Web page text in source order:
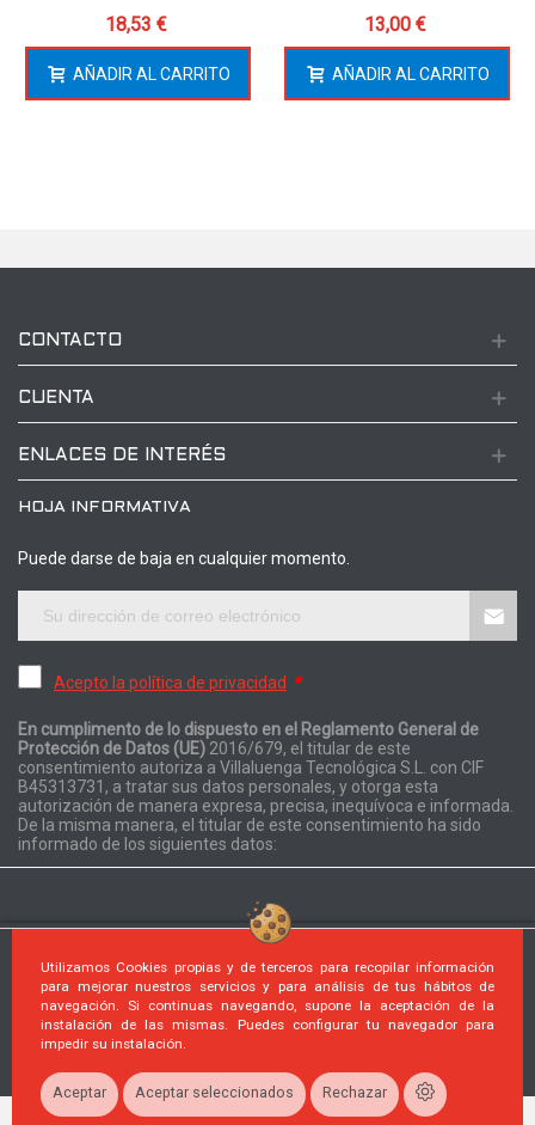
Utilizamos Cookies propias y de terceros para recopilar información
para mejorar nuestros servicios y para análisis de tus hábitos de
navegación. Si continuas navegando, supone la aceptación de la
instalación de las mismas. Puedes configurar tu navegador para
impedir su instalación.
Aceptar Aceptar seleccionados Rechazar
18,53 €
AÑADIR AL CARRITO
13,00 €
AÑADIR AL CARRITO
CONTACTO
CUENTA
ENLACES DE INTERÉS
HOJA INFORMATIVA
Puede darse de baja en cualquier momento.
Acepto la política de privacidad *
En cumplimento de lo dispuesto en el Reglamento General de
Protección de Datos (UE) 2016/679, el titular de este
consentimiento autoriza a Villaluenga Tecnológica S.L. con CIF
B45313731, a tratar sus datos personales, y otorga esta
autorización de manera expresa, precisa, inequívoca e informada.
De la misma manera, el titular de este consentimiento ha sido
informado de los siguientes datos:
© 2026 Desarrollado por PrestaShop™. Reservados todos los